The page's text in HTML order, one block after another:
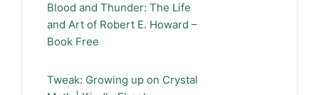
Blood and Thunder: The Life
and Art of Robert E. Howard –
Book Free
Tweak: Growing up on Crystal